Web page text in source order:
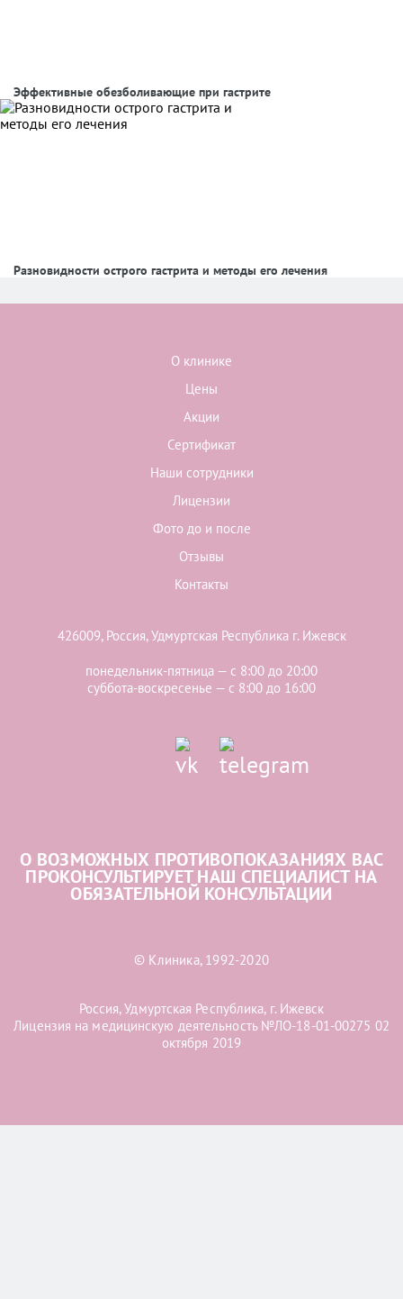
Эффективные обезболивающие при гастрите
Разновидности острого гастрита и методы его лечения
О клинике
Цены
Акции
Сертификат
Наши сотрудники
Лицензии
Фото до и после
Отзывы
Контакты
426009, Россия, Удмуртская Республика г. Ижевск
понедельник-пятница — с 8:00 до 20:00
суббота-воскресенье — с 8:00 до 16:00
О ВОЗМОЖНЫХ ПРОТИВОПОКАЗАНИЯХ ВАС
ПРОКОНСУЛЬТИРУЕТ НАШ СПЕЦИАЛИСТ НА
ОБЯЗАТЕЛЬНОЙ КОНСУЛЬТАЦИИ
© Клиника, 1992-2020
Россия, Удмуртская Республика, г. Ижевск
Лицензия на медицинскую деятельность №ЛО-18-01-00275 02
октября 2019